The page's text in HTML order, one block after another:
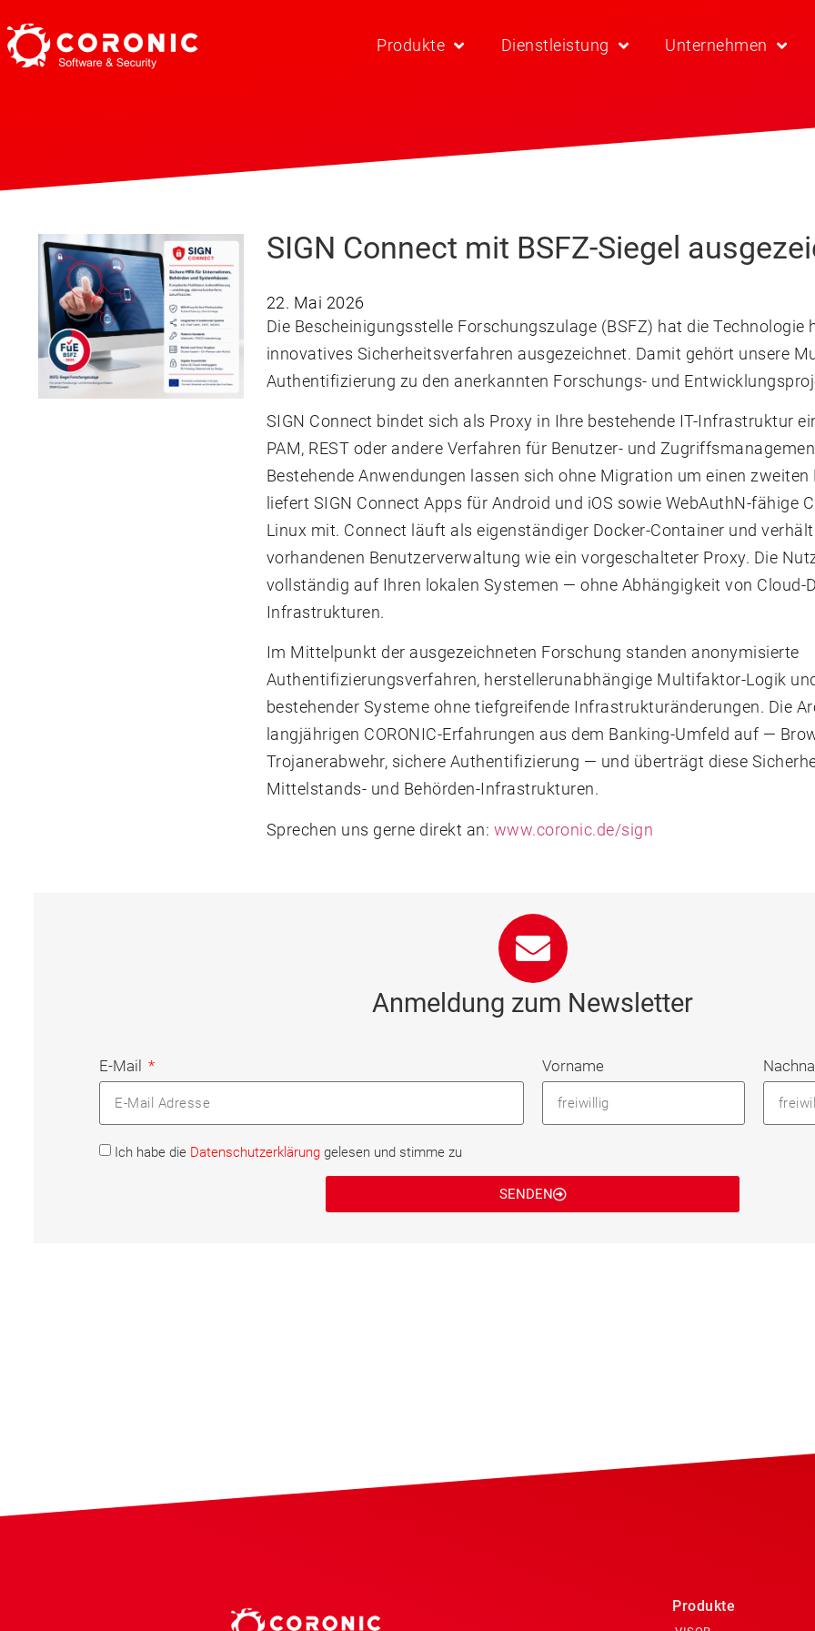
Produkte Dienstleistung Unternehmen
SIGN Connect mit BSFZ-Siegel
22. Mai 2026
Die Bescheinigungsstelle Forschungszulage (BSFZ) hat die Technologie
innovatives Sicherheitsverfahren ausgezeichnet. Damit gehört unsere
Authentifizierung zu den anerkannten Forschungs- und
SIGN Connect bindet sich als Proxy in Ihre bestehende IT-Infrastruktur
PAM, REST oder andere Verfahren für Benutzer- und
Bestehende Anwendungen lassen sich ohne Migration um einen
liefert SIGN Connect Apps für Android und iOS sowie WebAuthN-fähige
Linux mit. Connect läuft als eigenständiger Docker-Container und
vorhandenen Benutzerverwaltung wie ein vorgeschalteter Proxy. Die
vollständig auf Ihren lokalen Systemen — ohne Abhängigkeit von Cloud-
Infrastrukturen.
Im Mittelpunkt der ausgezeichneten Forschung standen anonymisierte
Authentifizierungsverfahren, herstellerunabhängige Multifaktor-Logik
bestehender Systeme ohne tiefgreifende Infrastrukturänderungen. Die
langjährigen CORONIC-Erfahrungen aus dem Banking-Umfeld auf —
Trojanerabwehr, sichere Authentifizierung — und überträgt diese
Mittelstands- und Behörden-Infrastrukturen.
Sprechen uns gerne direkt an: www.coronic.de/sign
Anmeldung zum Newsletter
E-Mail Vorname
Ich habe die Datenschutzerklärung gelesen und stimme zu
SENDEN
Produkte